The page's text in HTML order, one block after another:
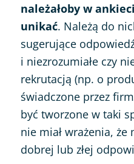
należałoby w
unikać. Należą do
sugerujące
i niezrozumiałe czy
rekrutacją (np. o
świadczone przez
być tworzone w taki
nie miał wrażenia,
dobrej lub złej